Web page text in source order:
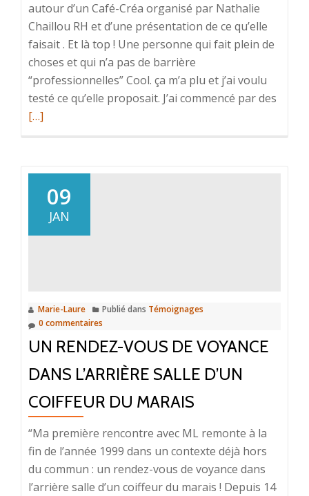
autour d’un Café-Créa organisé par Nathalie
Chaillou RH et d’une présentation de ce qu’elle
faisait . Et là top ! Une personne qui fait plein de
choses et qui n’a pas de barrière
“professionnelles” Cool. ça m’a plu et j’ai voulu
testé ce qu’elle proposait. J’ai commencé par des
[…]
09
JAN
Marie-Laure Publié dans Témoignages
0 commentaires
UN RENDEZ-VOUS DE VOYANCE
DANS L’ARRIÈRE SALLE D’UN
COIFFEUR DU MARAIS
“Ma première rencontre avec ML remonte à la
fin de l’année 1999 dans un contexte déjà hors
du commun : un rendez-vous de voyance dans
l’arrière salle d’un coiffeur du marais ! Depuis 14